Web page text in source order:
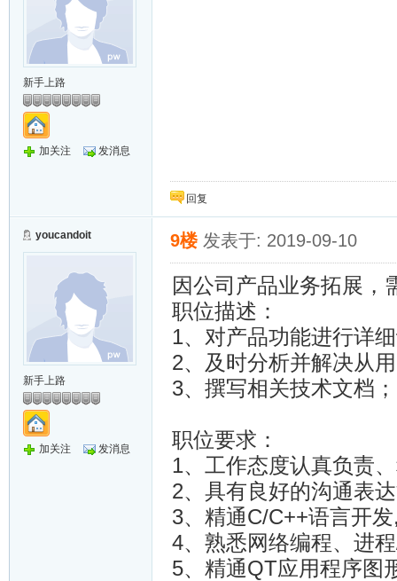
新手上路
加关注 发消息
回复
youcandoit
新手上路
加关注 发消息
9楼 发表于: 2019-09-10
因公司产品业务拓展，
职位描述：
1、对产品功能进行详
2、及时分析并解决从
3、撰写相关技术文档；
职位要求：
1、工作态度认真负责
2、具有良好的沟通表
3、精通C/C++语言开
4、熟悉网络编程、进
5、精通QT应用程序图